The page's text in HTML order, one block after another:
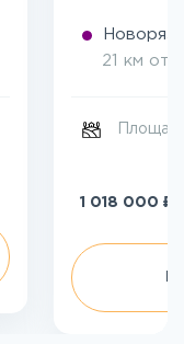
21 км от
1 018 000 ₽